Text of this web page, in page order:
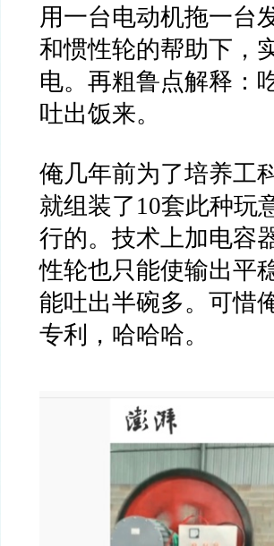
用一台电动机拖一台
和惯性轮的帮助下，
电。再粗鲁点解释：
吐出饭来。
俺几年前为了培养工
就组装了 10套此种玩
行的。技术上加电容
性轮也只能使输出平
能吐出半碗多。可惜
专利，哈哈哈。